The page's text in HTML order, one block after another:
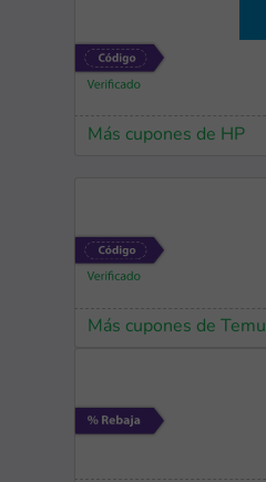
Más cupones de HP
Más cupones de Temu